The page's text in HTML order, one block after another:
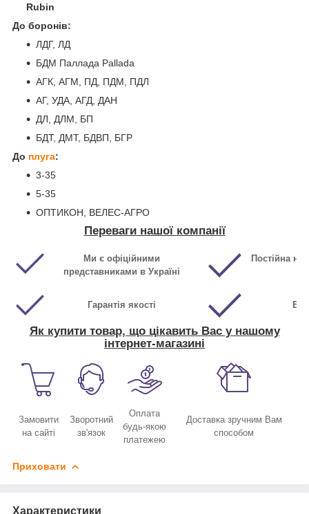
Rubin
До боронів:
ЛДГ, ЛД
БДМ Паллада Pallada
АГК, АГМ, ПД, ПДМ, ПДЛ
АГ, УДА, АГД, ДАН
ДЛ, ДЛМ, БП
БДТ, ДМТ, БДВП, БГР
До плуга:
3-35
5-35
ОПТИКОН, ВЕЛЕС-АГРО
Переваги нашої компанії
Ми є офіційними
представниками в Україні
Постійна
Гарантія якості
Як купити товар, що цікавить Вас у нашому
інтернет-магазині
Замовити
на сайті
Зворотний
зв'язок
Оплата
будь-якою
платежею
Доставка зручним Вам
способом
Приховати
Характеристики